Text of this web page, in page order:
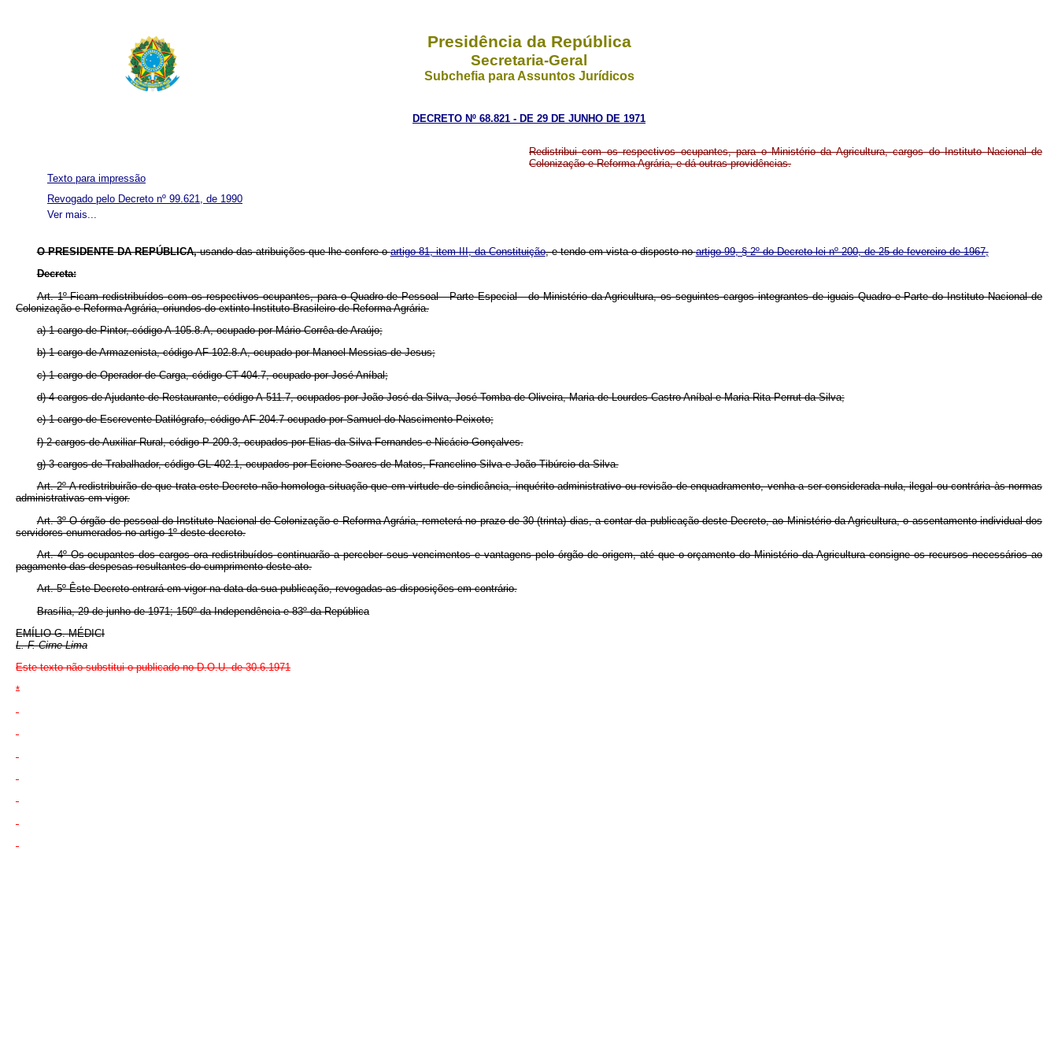
Presidência da República
Secretaria-Geral
Subchefia para Assuntos Jurídicos
DECRETO Nº 68.821 - DE 29 DE JUNHO DE 1971
Redistribui com os respectivos ocupantes, para o Ministério da Agricultura, cargos do Instituto Nacional de
Colonização e Reforma Agrária, e dá outras providências.
Ver mais...
Texto para impressão
Revogado pelo Decreto nº 99.621, de 1990
O PRESIDENTE DA REPÚBLICA,usando das atribuições que lhe confere oartigo 81, item III, da Constituição, e tendo em vista o disposto noartigo 99, § 2º do Decreto-lei nº 200, de 25 de fevereiro de 1967,
Decreta:
Art. 1º Ficam redistribuídos com os respectivos ocupantes, para o Quadro de Pessoal - Parte Especial - do Ministério da Agricultura, os seguintes cargos integrantes de iguais Quadro e Parte do Instituto Nacional de
Colonização e Reforma Agrária, oriundos do extinto Instituto Brasileiro de Reforma Agrária.
a) 1 cargo de Pintor, código A-105.8.A, ocupado por Mário Corrêa de Araújo;
b) 1 cargo de Armazenista, código AF-102.8.A, ocupado por Manoel Messias de Jesus;
c) 1 cargo de Operador de Carga, código CT-404.7, ocupado por José Aníbal;
d) 4 cargos de Ajudante de Restaurante, código A-511.7, ocupados por João José da Silva, José Tomba de Oliveira, Maria de Lourdes Castro Aníbal e Maria Rita Perrut da Silva;
e) 1 cargo de Escrevente-Datilógrafo, código AF-204.7 ocupado por Samuel do Nascimento Peixoto;
f) 2 cargos de Auxiliar Rural, código P-209.3, ocupados por Elias da Silva Fernandes e Nicácio Gonçalves.
g) 3 cargos de Trabalhador, código GL-402.1, ocupados por Ecione Soares de Matos, Francelino Silva e João Tibúrcio da Silva.
Art. 2º A redistribuirão de que trata este Decreto não homologa situação que em virtude de sindicância, inquérito administrativo ou revisão de enquadramento, venha a ser considerada nula, ilegal ou contrária às normas
administrativas em vigor.
Art. 3º O órgão de pessoal do Instituto Nacional de Colonização e Reforma Agrária, remeterá no prazo de 30 (trinta) dias, a contar da publicação deste Decreto, ao Ministério da Agricultura, o assentamento individual dos
servidores enumerados no artigo 1º deste decreto.
Art. 4º Os ocupantes dos cargos ora redistribuídos continuarão a perceber seus vencimentos e vantagens pelo órgão de origem, até que o orçamento do Ministério da Agricultura consigne os recursos necessários ao
pagamento das despesas resultantes do cumprimento deste ato.
Art. 5º Êste Decreto entrará em vigor na data da sua publicação, revogadas as disposições em contrário.
Brasília, 29 de junho de 1971; 150º da Independência e 83º da República
EMÍLIO G. MÉDICI
L. F. Cirne Lima
Este texto não substitui o publicado no D.O.U. de 30.6.1971
*